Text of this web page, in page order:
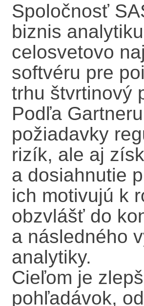
Spoločnosť
biznis
celosvetovo
softvéru pre
trhu štvrtinový
Podľa
požiadavky
rizík, ale aj
a dosiahnutie
ich motivujú k
obzvlášť do
a následného
analytiky.
Cieľom je
pohľadávok,